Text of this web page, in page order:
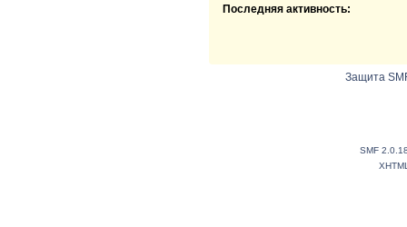
Последняя активность:
Защита
SMF